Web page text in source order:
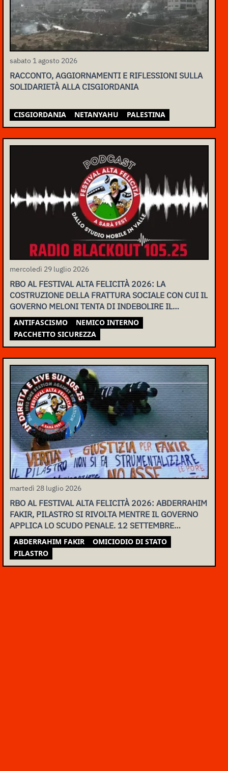
sabato 1 agosto 2026
RACCONTO, AGGIORNAMENTI E RIFLESSIONI SULLA
SOLIDARIETÀ ALLA CISGIORDANIA
CISGIORDANIA NETANYAHU PALESTINA
mercoledì 29 luglio 2026
RBO AL FESTIVAL ALTA FELICITÀ 2026: LA
COSTRUZIONE DELLA FRATTURA SOCIALE CON CUI IL
GOVERNO MELONI TENTA DI INDEBOLIRE IL
MOVIMENTO
ANTIFASCISMO
NEMICO INTERNO
PACCHETTO SICUREZZA
martedì 28 luglio 2026
RBO AL FESTIVAL ALTA FELICITÀ 2026: ABDERRAHIM
FAKIR, PILASTRO SI RIVOLTA MENTRE IL GOVERNO
APPLICA LO SCUDO PENALE. 12 SETTEMBRE
ASSEMBLEA NAZIONALE
ABDERRAHIM FAKIR
OMICIODIO DI STATO
PILASTRO